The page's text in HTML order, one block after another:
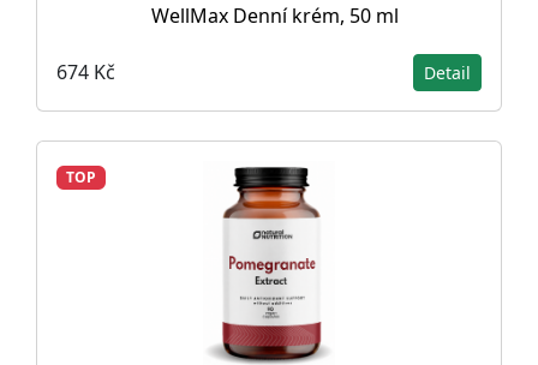
WellMax Denní krém, 50 ml
674 Kč Detail
TOP